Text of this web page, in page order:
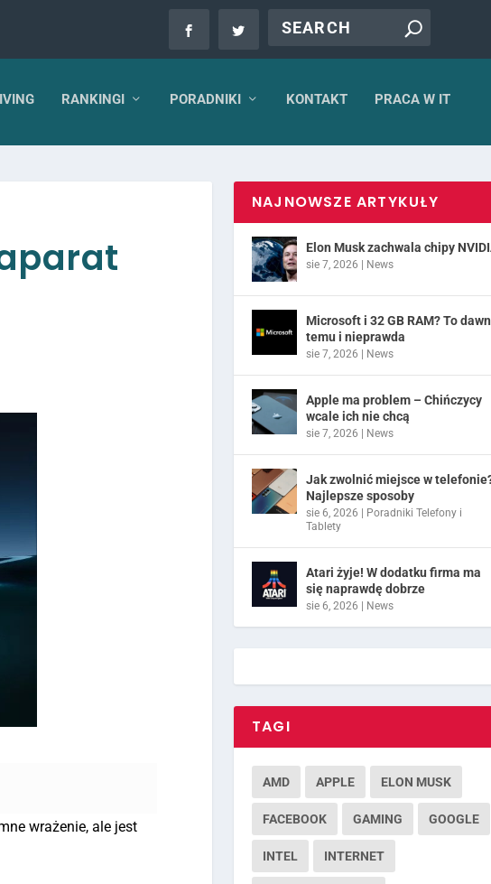
RANKINGI PORADNIKI KONTAKT PRACA W IT
wrażenie, ale jest
NAJNOWSZE ARTYKUŁY
Elon Musk zachwala chipy
sie 7, 2026 | News
Microsoft i 32 GB RAM? To
temu i nieprawda
sie 7, 2026 | News
Apple ma problem – Chińczycy
wcale ich nie chcą
sie 7, 2026 | News
Jak zwolnić miejsce w
Najlepsze sposoby
sie 6, 2026 | Poradniki Telefony i
Tablety
Atari żyje! W dodatku firma ma
się naprawdę dobrze
sie 6, 2026 | News
TAGI
AMD APPLE ELON MUSK
FACEBOOK GAMING GOOGLE
INTEL INTERNET